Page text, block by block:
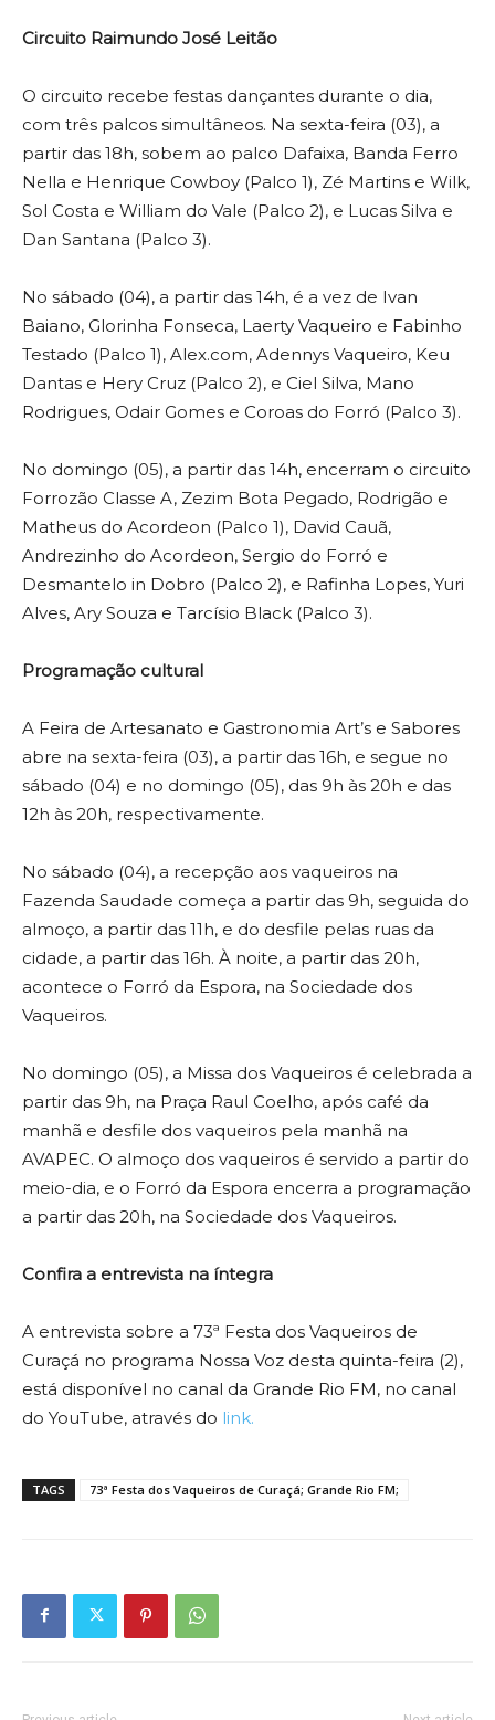
Circuito Raimundo José Leitão
O circuito recebe festas dançantes durante o dia,
com três palcos simultâneos. Na sexta-feira (03), a
partir das 18h, sobem ao palco Dafaixa, Banda Ferro
Nella e Henrique Cowboy (Palco 1), Zé Martins e Wilk,
Sol Costa e William do Vale (Palco 2), e Lucas Silva e
Dan Santana (Palco 3).
No sábado (04), a partir das 14h, é a vez de Ivan
Baiano, Glorinha Fonseca, Laerty Vaqueiro e Fabinho
Testado (Palco 1), Alex.com, Adennys Vaqueiro, Keu
Dantas e Hery Cruz (Palco 2), e Ciel Silva, Mano
Rodrigues, Odair Gomes e Coroas do Forró (Palco 3).
No domingo (05), a partir das 14h, encerram o circuito
Forrozão Classe A, Zezim Bota Pegado, Rodrigão e
Matheus do Acordeon (Palco 1), David Cauã,
Andrezinho do Acordeon, Sergio do Forró e
Desmantelo in Dobro (Palco 2), e Rafinha Lopes, Yuri
Alves, Ary Souza e Tarcísio Black (Palco 3).
Programação cultural
A Feira de Artesanato e Gastronomia Art’s e Sabores
abre na sexta-feira (03), a partir das 16h, e segue no
sábado (04) e no domingo (05), das 9h às 20h e das
12h às 20h, respectivamente.
No sábado (04), a recepção aos vaqueiros na
Fazenda Saudade começa a partir das 9h, seguida do
almoço, a partir das 11h, e do desfile pelas ruas da
cidade, a partir das 16h. À noite, a partir das 20h,
acontece o Forró da Espora, na Sociedade dos
Vaqueiros.
No domingo (05), a Missa dos Vaqueiros é celebrada a
partir das 9h, na Praça Raul Coelho, após café da
manhã e desfile dos vaqueiros pela manhã na
AVAPEC. O almoço dos vaqueiros é servido a partir do
meio-dia, e o Forró da Espora encerra a programação
a partir das 20h, na Sociedade dos Vaqueiros.
Confira a entrevista na íntegra
A entrevista sobre a 73ª Festa dos Vaqueiros de
Curaçá no programa Nossa Voz desta quinta-feira (2),
está disponível no canal da Grande Rio FM, no canal
do YouTube, através do link.
TAGS 73ª Festa dos Vaqueiros de Curaçá; Grande Rio FM;